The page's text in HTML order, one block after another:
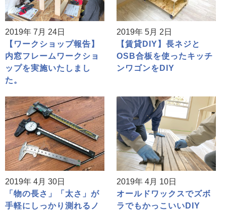
2019年 7月 24日
【ワークショップ報告】
内窓フレームワークショ
ップを実施いたしまし
た。
2019年 5月 2日
【賃貸DIY】長ネジと
OSB合板を使ったキッチ
ンワゴンをDIY
2019年 4月 30日
「物の長さ」「太さ」が
手軽にしっかり測れるノ
2019年 4月 10日
オールドワックスでズボ
ラでもかっこいいDIY